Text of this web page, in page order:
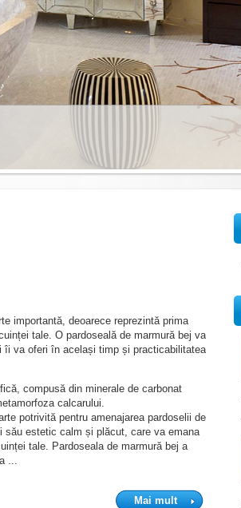
lucruri...
importantă, deoarece reprezintă prima
tale. O pardoseală de marmură bej va
îi va oferi în același timp și practicabilitatea
compusă din minerale de carbonat
calcarului.
potrivită pentru amenajarea pardoselii de
său estetic calm și plăcut, care va emana
tale. Pardoseala de marmură bej a
...
Mai mult